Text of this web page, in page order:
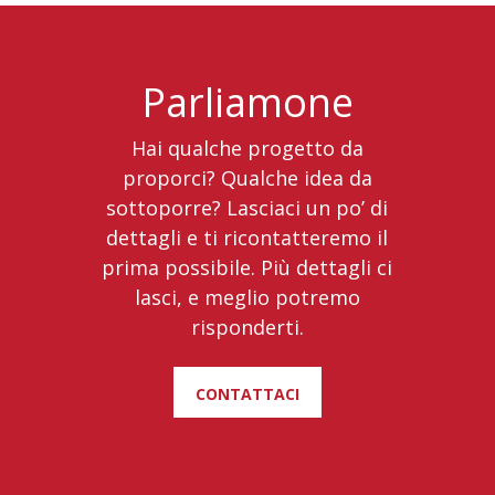
Parliamone
Hai qualche progetto da
proporci? Qualche idea da
sottoporre? Lasciaci un po’ di
dettagli e ti ricontatteremo il
prima possibile. Più dettagli ci
lasci, e meglio potremo
risponderti.
contattaci